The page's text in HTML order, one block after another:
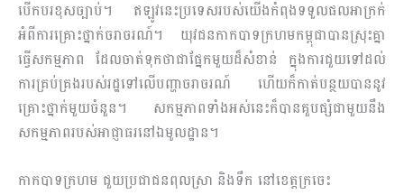
បើកបរខុសច្បាប់។ ឥឡូវនេះប្រទេសរបស់យើងកំពុងទទួលផលអាក្រក់
អំពីការគ្រោះថ្នាក់ចរាចរណ៍។ យុវជនកាកបាទក្រហមកម្ពុជា​បានស្រុះគ្នា
ធ្វើសកម្មភាព ដែលចាត់ទុកថាជាផ្នែកមួយដ៏សំខាន់ ក្នុងការជួយទៅដល់
ការគ្រប់គ្រងរបស់រដ្ឋទៅលើបញ្ហាចរាចរណ៍ ហើយក៏កាត់បន្ថយបាននូវ
គ្រោះថ្នាក់មួយចំនួន។ សកម្មភាពទាំងអស់នេះក៏បានគួបផ្សំជាមួយនឹង
សកម្មភាពរបស់អាជ្ញាធរនៅឯមូលដ្ឋាន។
កាកបាទក្រហម ជួយប្រជាជនពុលស្រា និងទឹក នៅខេត្តក្រចេះ